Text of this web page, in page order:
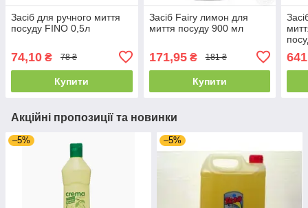
Засіб для ручного миття
посуду FINO 0,5л
74,10 ₴ 78 ₴
Купити
Засіб Fairy лимон для
миття посуду 900 мл
171,95₴ 181 ₴
Купити
Акційні пропозиції та новинки
–5% –5%